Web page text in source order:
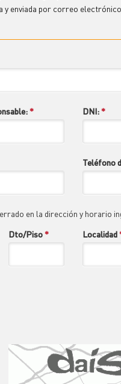
y enviada por correo
* DNI:*
Teléfono
en la dirección y horario
Dto/Piso* Localidad